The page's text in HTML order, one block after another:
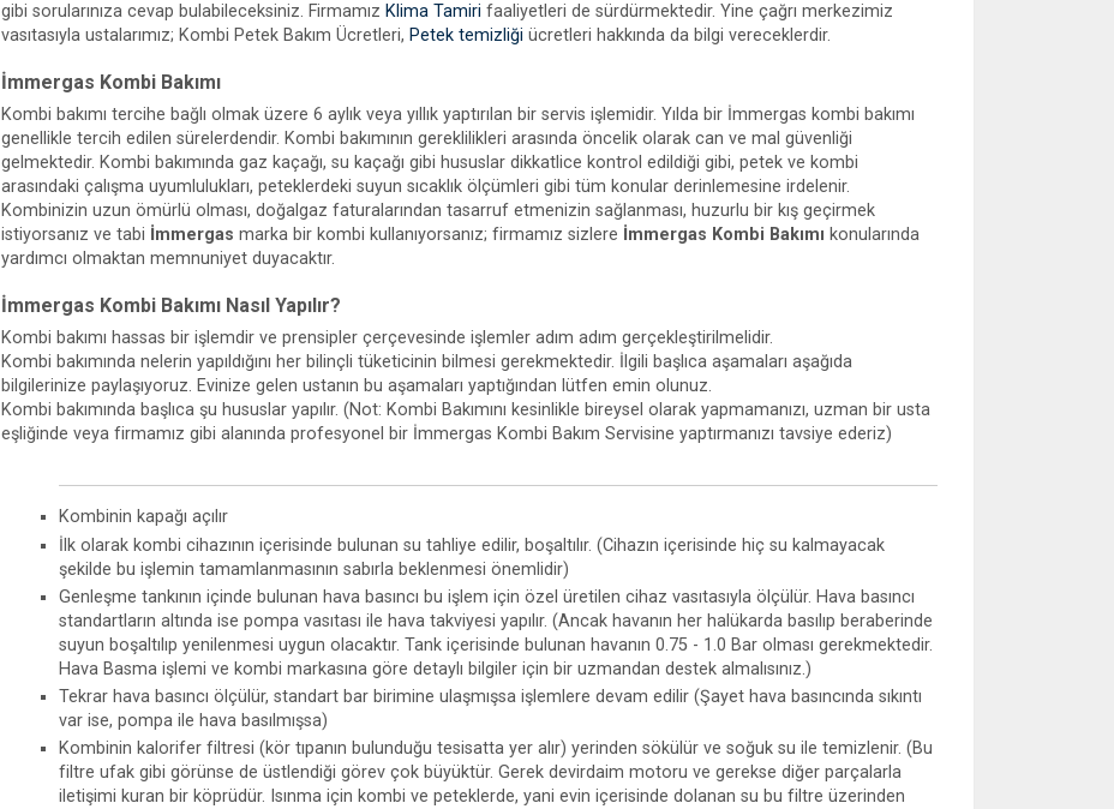
gibi sorularınıza cevap bulabileceksiniz. Firmamız Klima Tamiri faaliyetleri de sürdürmektedir. Yine çağrı merkezimiz
vasıtasıyla ustalarımız; Kombi Petek Bakım Ücretleri, Petek temizliği ücretleri hakkında da bilgi vereceklerdir.
İmmergas Kombi Bakımı
Kombi bakımı tercihe bağlı olmak üzere 6 aylık veya yıllık yaptırılan bir servis işlemidir. Yılda bir İmmergas kombi bakımı
genellikle tercih edilen sürelerdendir. Kombi bakımının gereklilikleri arasında öncelik olarak can ve mal güvenliği
gelmektedir. Kombi bakımında gaz kaçağı, su kaçağı gibi hususlar dikkatlice kontrol edildiği gibi, petek ve kombi
arasındaki çalışma uyumlulukları, peteklerdeki suyun sıcaklık ölçümleri gibi tüm konular derinlemesine irdelenir.
Kombinizin uzun ömürlü olması, doğalgaz faturalarından tasarruf etmenizin sağlanması, huzurlu bir kış geçirmek
istiyorsanız ve tabi İmmergas marka bir kombi kullanıyorsanız; firmamız sizlere İmmergas Kombi Bakımı konularında
yardımcı olmaktan memnuniyet duyacaktır.
İmmergas Kombi Bakımı Nasıl Yapılır?
Kombi bakımı hassas bir işlemdir ve prensipler çerçevesinde işlemler adım adım gerçekleştirilmelidir.
Kombi bakımında nelerin yapıldığını her bilinçli tüketicinin bilmesi gerekmektedir. İlgili başlıca aşamaları aşağıda
bilgilerinize paylaşıyoruz. Evinize gelen ustanın bu aşamaları yaptığından lütfen emin olunuz.
Kombi bakımında başlıca şu hususlar yapılır. (Not: Kombi Bakımını kesinlikle bireysel olarak yapmamanızı, uzman bir usta
eşliğinde veya firmamız gibi alanında profesyonel bir İmmergas Kombi Bakım Servisine yaptırmanızı tavsiye ederiz)
Kombinin kapağı açılır
İlk olarak kombi cihazının içerisinde bulunan su tahliye edilir, boşaltılır. (Cihazın içerisinde hiç su kalmayacak
şekilde bu işlemin tamamlanmasının sabırla beklenmesi önemlidir)
Genleşme tankının içinde bulunan hava basıncı bu işlem için özel üretilen cihaz vasıtasıyla ölçülür. Hava basıncı
standartların altında ise pompa vasıtası ile hava takviyesi yapılır. (Ancak havanın her halükarda basılıp beraberinde
suyun boşaltılıp yenilenmesi uygun olacaktır. Tank içerisinde bulunan havanın 0.75 - 1.0 Bar olması gerekmektedir.
Hava Basma işlemi ve kombi markasına göre detaylı bilgiler için bir uzmandan destek almalısınız.)
Tekrar hava basıncı ölçülür, standart bar birimine ulaşmışsa işlemlere devam edilir (Şayet hava basıncında sıkıntı
var ise, pompa ile hava basılmışsa)
Kombinin kalorifer filtresi (kör tıpanın bulunduğu tesisatta yer alır) yerinden sökülür ve soğuk su ile temizlenir. (Bu
filtre ufak gibi görünse de üstlendiği görev çok büyüktür. Gerek devirdaim motoru ve gerekse diğer parçalarla
iletişimi kuran bir köprüdür. Isınma için kombi ve peteklerde, yani evin içerisinde dolanan su bu filtre üzerinden